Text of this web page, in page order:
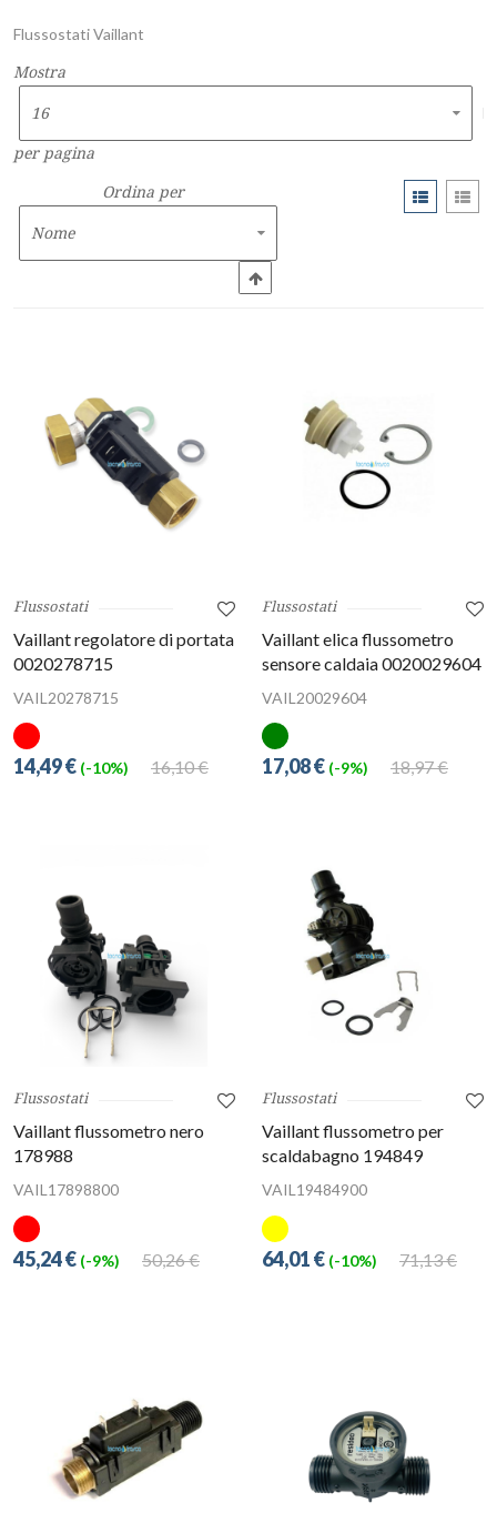
Flussostati Vaillant
Mostra
per pagina
Ordina per
Flussostati
Vaillant regolatore di portata
0020278715
VAIL20278715
16,10 €
14,49 € (-10%)
Flussostati
Vaillant elica flussometro
sensore caldaia 0020029604
VAIL20029604
18,97 €
17,08 € (-9%)
Flussostati
Vaillant flussometro nero
178988
VAIL17898800
50,26 €
45,24 € (-9%)
Flussostati
Vaillant flussometro per
scaldabagno 194849
VAIL19484900
71,13 €
64,01 € (-10%)